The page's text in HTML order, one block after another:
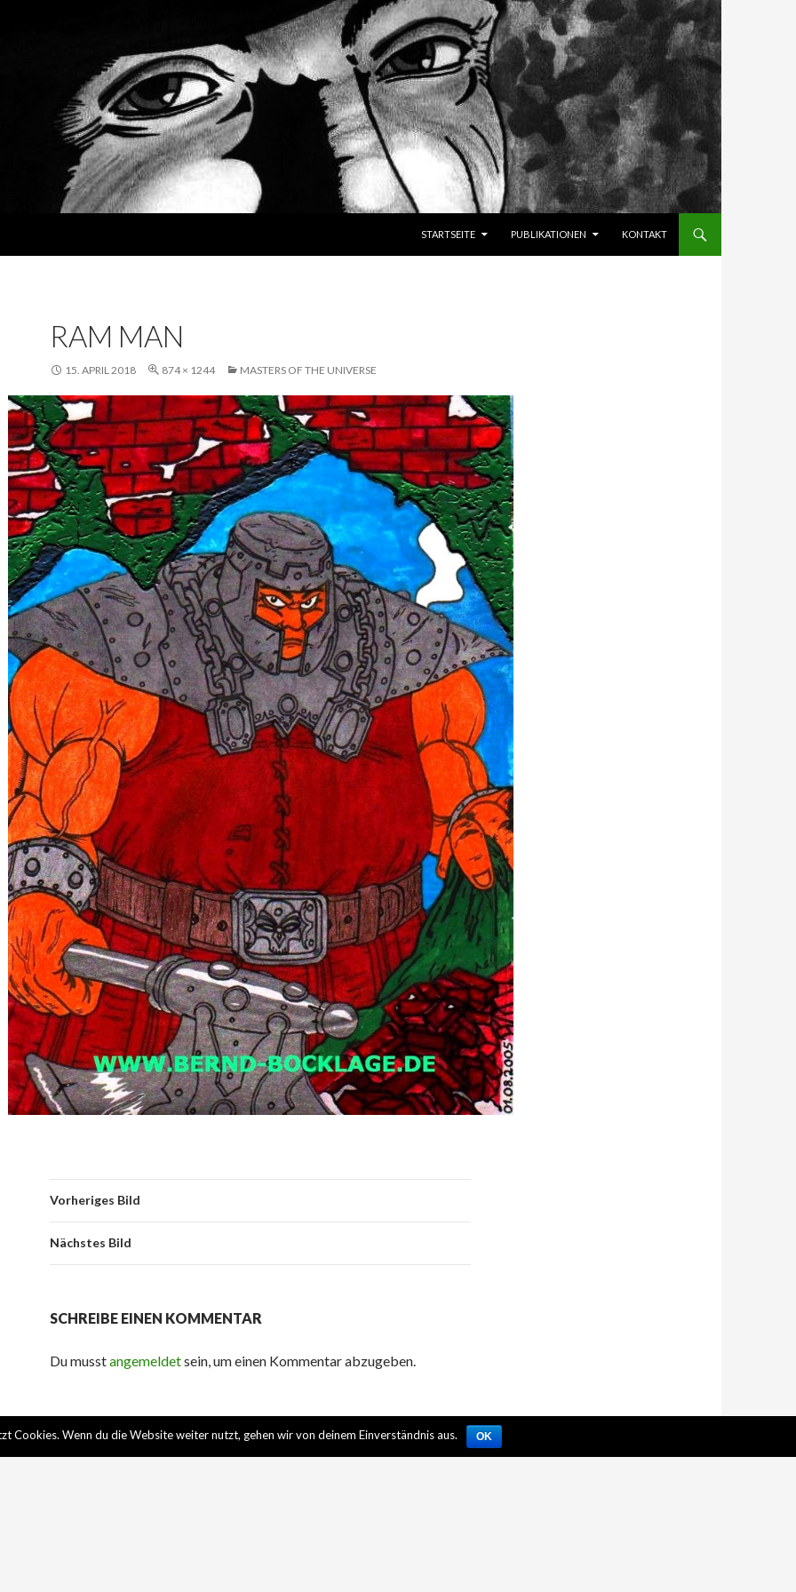
STARTSEITE
PUBLIKATIONEN KONTAKT
RAM MAN
15. APRIL 2018 874 × 1244 MASTERS OF THE UNIVERSE
Vorheriges Bild
Nächstes Bild
SCHREIBE EINEN KOMMENTAR
Du musstangemeldetsein, um einen Kommentar abzugeben.
Cookies. Wenn du die Website weiter nutzt, gehen wir von deinem Einverständnis aus. OK